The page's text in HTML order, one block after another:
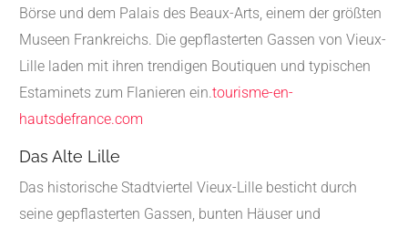
Börse und dem Palais des Beaux-Arts, einem der größten
Museen Frankreichs. Die gepflasterten Gassen von Vieux-
Lille laden mit ihren trendigen Boutiquen und typischen
Estaminets zum Flanieren ein. tourisme-en-
hautsdefrance.com
Das Alte Lille
Das historische Stadtviertel Vieux-Lille besticht durch
seine gepflasterten Gassen, bunten Häuser und